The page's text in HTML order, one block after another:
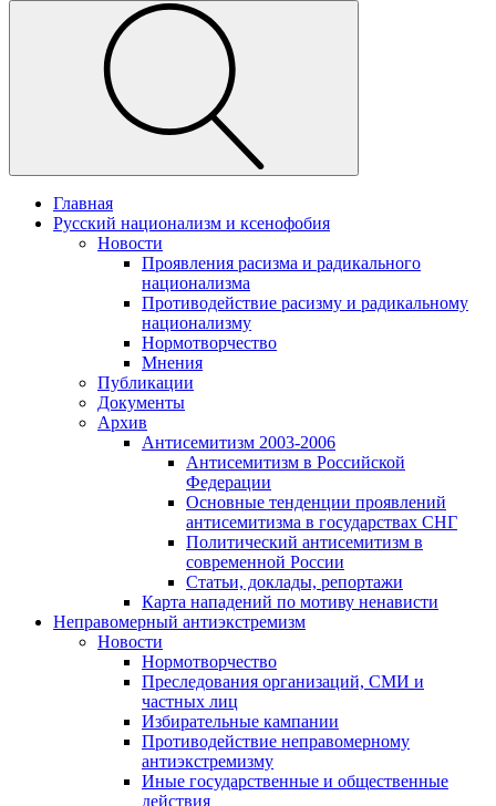
Главная
Русский национализм и ксенофобия
Новости
Проявления расизма и радикального
национализма
Противодействие расизму и радикальному
национализму
Нормотворчество
Мнения
Публикации
Документы
Архив
Антисемитизм 2003-2006
Антисемитизм в Российской
Федерации
Основные тенденции проявлений
антисемитизма в государствах СНГ
Политический антисемитизм в
современной России
Статьи, доклады, репортажи
Карта нападений по мотиву ненависти
Неправомерный антиэкстремизм
Новости
Нормотворчество
Преследования организаций, СМИ и
частных лиц
Избирательные кампании
Противодействие неправомерному
антиэкстремизму
Иные государственные и общественные
действия